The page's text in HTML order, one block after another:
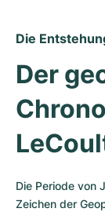
Die
Der
Die Periode von
Zeichen der